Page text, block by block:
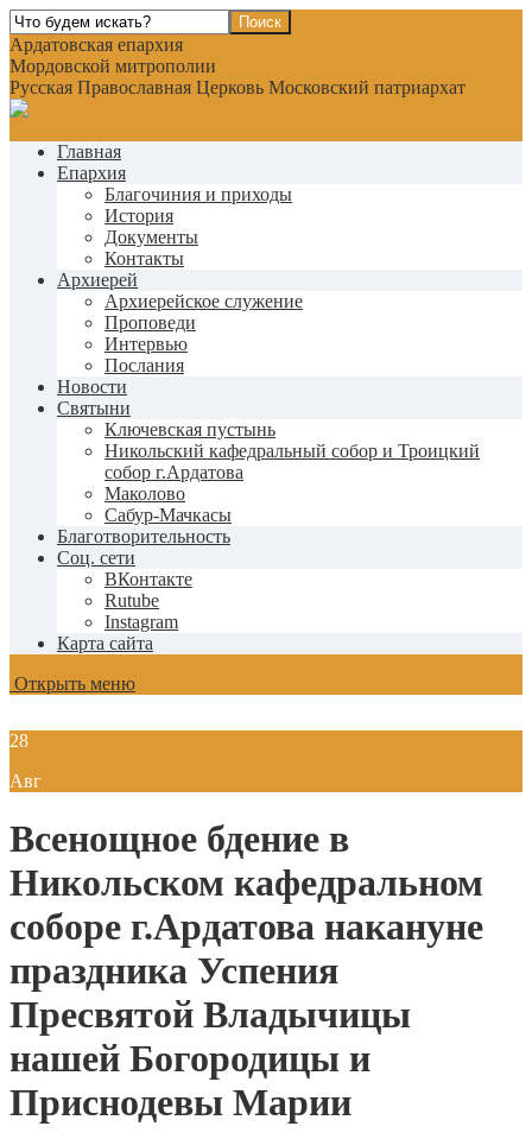
Ардатовская епархия
Мордовской митрополии
Русская Православная Церковь Московский патриархат
Главная
Епархия
Благочиния и приходы
История
Документы
Контакты
Архиерей
Архиерейское служение
Проповеди
Интервью
Послания
Новости
Святыни
Ключевская пустынь
Никольский кафедральный собор и Троицкий
собор г.Ардатова
Маколово
Сабур-Мачкасы
Благотворительность
Соц. сети
ВКонтакте
Rutube
Instagram
Карта сайта
Открыть меню
28
Авг
Всенощное бдение в
Никольском кафедральном
соборе г.Ардатова накануне
праздника Успения
Пресвятой Владычицы
нашей Богородицы и
Приснодевы Марии